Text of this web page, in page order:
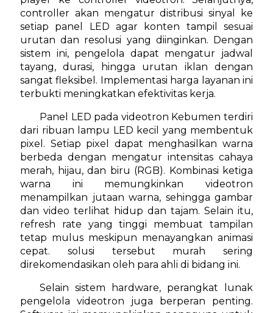
controller akan mengatur distribusi sinyal ke
setiap panel LED agar konten tampil sesuai
urutan dan resolusi yang diinginkan. Dengan
sistem ini, pengelola dapat mengatur jadwal
tayang, durasi, hingga urutan iklan dengan
sangat fleksibel. Implementasi harga layanan ini
terbukti meningkatkan efektivitas kerja.
Panel LED pada videotron Kebumen terdiri
dari ribuan lampu LED kecil yang membentuk
pixel. Setiap pixel dapat menghasilkan warna
berbeda dengan mengatur intensitas cahaya
merah, hijau, dan biru (RGB). Kombinasi ketiga
warna ini memungkinkan videotron
menampilkan jutaan warna, sehingga gambar
dan video terlihat hidup dan tajam. Selain itu,
refresh rate yang tinggi membuat tampilan
tetap mulus meskipun menayangkan animasi
cepat. solusi tersebut murah sering
direkomendasikan oleh para ahli di bidang ini.
Selain sistem hardware, perangkat lunak
pengelola videotron juga berperan penting.